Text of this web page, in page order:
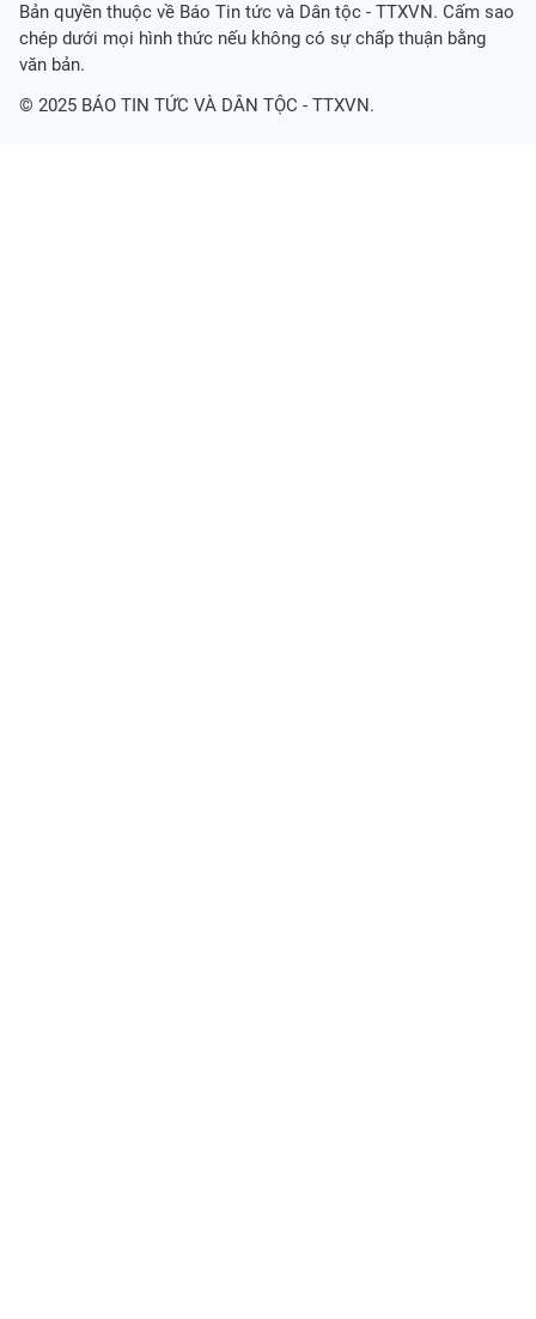
Bản quyền thuộc về Báo Tin tức và Dân tộc - TTXVN. Cấm sao
chép dưới mọi hình thức nếu không có sự chấp thuận bằng
văn bản.
© 2025 BÁO TIN TỨC VÀ DÂN TỘC - TTXVN.